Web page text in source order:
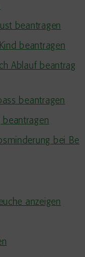
beantragen
beantragen
Ablauf beantrag
beantragen
beantragen
bei Be
anzeigen